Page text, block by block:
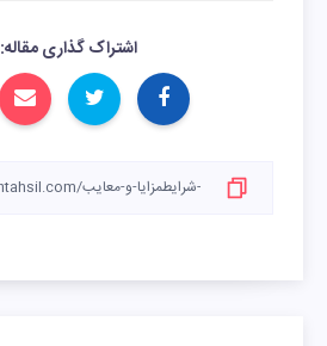
اشتراک گذاری مقاله: